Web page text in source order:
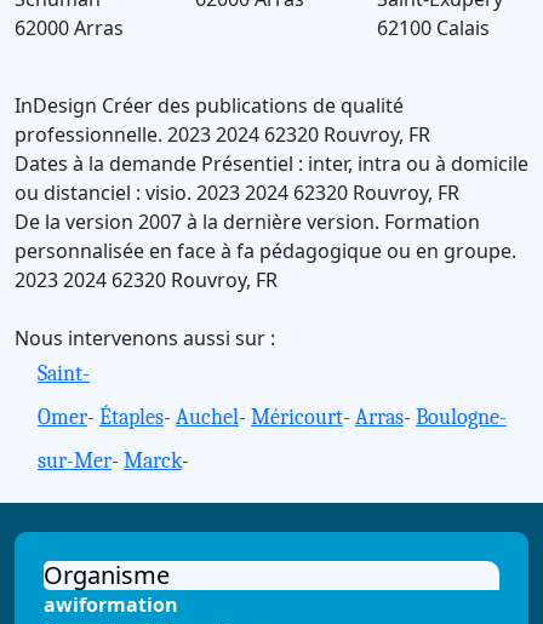
62000 Arras
62100 Calais
InDesign Créer des publications de qualité
professionnelle. 20232024 62320 Rouvroy, FR
Dates à la demande Présentiel : inter, intra ou à domicile
ou distanciel : visio. 20232024 62320 Rouvroy, FR
De la version 2007 à la dernière version. Formation
personnalisée en face à fa pédagogique ou en groupe.
20232024 62320 Rouvroy, FR
Nous intervenons aussi sur :
Saint-
Omer- Étaples- Auchel- Méricourt- Arras- Boulogne-
sur-Mer- Marck-
Organisme
awiformation